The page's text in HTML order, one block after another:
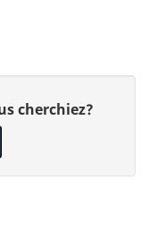
cherchiez?